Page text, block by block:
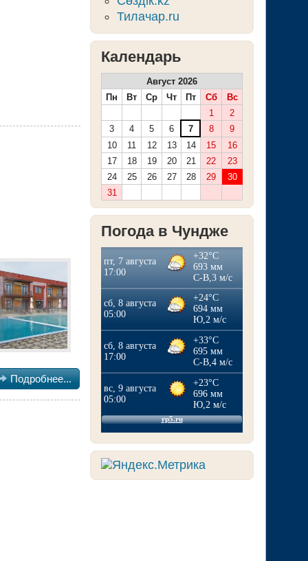
Подробнее...
Тилачар.ru
Календарь
Август 2026
Пн
Вт Ср Чт Пт Сб
Вс
1
2
3
4 5 6 7 8
9
10
11 12 13 14 15
16
17
18 19 20 21 22
23
24
25 26 27 28 29
30
31
Погода в Чундже